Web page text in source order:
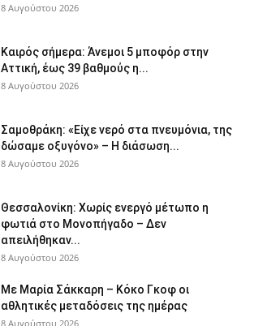
8 Αυγούστου 2026
Καιρός σήμερα: Άνεμοι 5 μποφόρ στην
Αττική, έως 39 βαθμούς η...
8 Αυγούστου 2026
Σαμοθράκη: «Είχε νερό στα πνευμόνια, της
δώσαμε οξυγόνο» – Η διάσωση...
8 Αυγούστου 2026
Θεσσαλονίκη: Χωρίς ενεργό μέτωπο η
φωτιά στο Μονοπήγαδο – Δεν
απειλήθηκαν...
8 Αυγούστου 2026
Με Μαρία Σάκκαρη – Κόκο Γκοφ οι
αθλητικές μεταδόσεις της ημέρας
8 Αυγούστου 2026